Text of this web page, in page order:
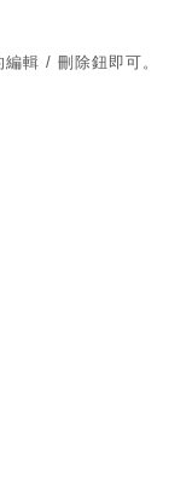
輯 / 刪除鈕即可。